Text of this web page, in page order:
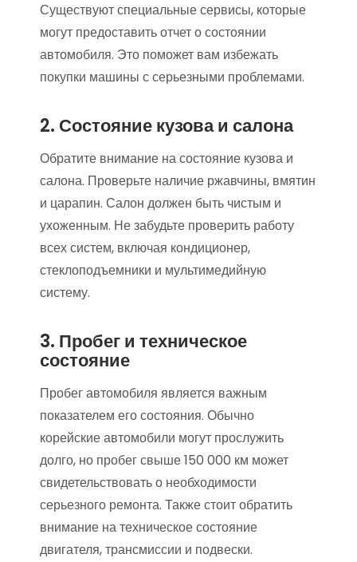
Существуют специальные сервисы, которые
могут предоставить отчет о состоянии
автомобиля. Это поможет вам избежать
покупки машины с серьезными проблемами.
2. Состояние кузова и салона
Обратите внимание на состояние кузова и
салона. Проверьте наличие ржавчины, вмятин
и царапин. Салон должен быть чистым и
ухоженным. Не забудьте проверить работу
всех систем, включая кондиционер,
стеклоподъемники и мультимедийную
систему.
3. Пробег и техническое
состояние
Пробег автомобиля является важным
показателем его состояния. Обычно
корейские автомобили могут прослужить
долго, но пробег свыше 150 000 км может
свидетельствовать о необходимости
серьезного ремонта. Также стоит обратить
внимание на техническое состояние
двигателя, трансмиссии и подвески.